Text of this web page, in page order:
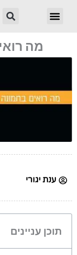
תפריט
מה
ענת יגורי
תוכן עניינים